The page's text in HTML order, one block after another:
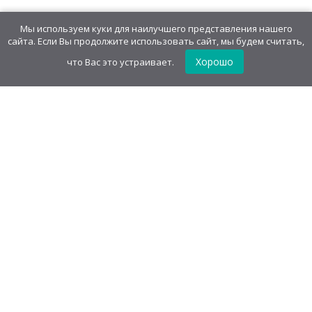
Мы используем куки для наилучшего представления нашего
сайта. Если Вы продолжите использовать сайт, мы будем считать,
что Вас это устраивает.
Хорошо